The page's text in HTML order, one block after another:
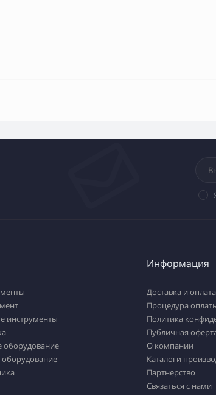
инструменты
оборудование
Информация
Доставка и оплата
Процедура
Политика
Публичная
О компании
Каталоги
Партнерство
Связаться с нами